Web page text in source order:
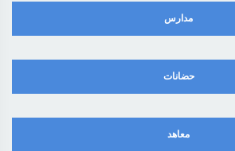
مدارس
حضانات
معاهد